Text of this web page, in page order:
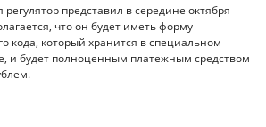
представил в середине октября
что он будет иметь форму
кода, который хранится в специальном
и будет полноценным платежным средством